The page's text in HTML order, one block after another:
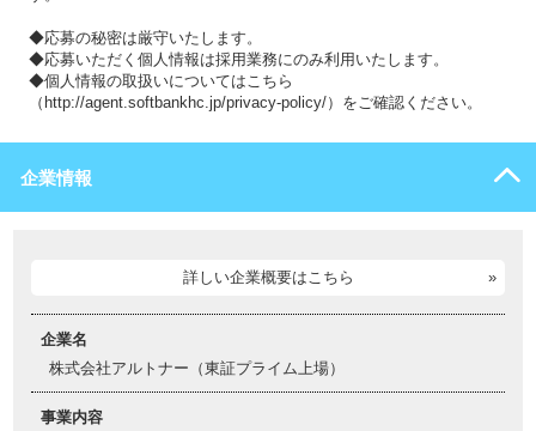
◆応募の秘密は厳守いたします。
◆応募いただく個人情報は採用業務にのみ利用いたします。
◆個人情報の取扱いについてはこちら
（http://agent.softbankhc.jp/privacy-policy/）をご確認ください。
企業情報
詳しい企業概要はこちら
企業名
株式会社アルトナー（東証プライム上場）
事業内容